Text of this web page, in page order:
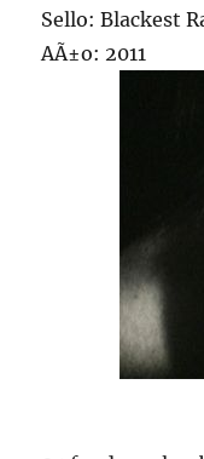
Sello: Blackest
AÃ±o: 2011